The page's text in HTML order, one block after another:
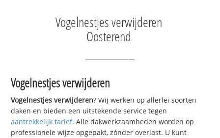
Vogelnestjes verwijderen
Oosterend
Vogelnestjes verwijderen
Vogelnestjes verwijderen? Wij werken op allerlei soorten
daken en bieden een uitstekende service tegen
aantrekkelijk tarief. Alle dakwerkzaamheden worden op
professionele wijze opgepakt, zónder overlast. U kunt